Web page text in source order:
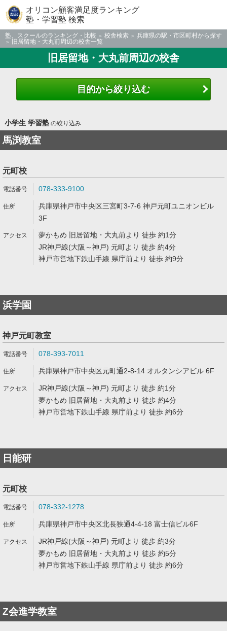
オリコン顧客満足度ランキング
塾・学習塾 検索
塾、スクールのランキング・比較 校舎検索
兵庫県の駅・市区町村から探す
旧居留地・大丸前周辺の校舎一覧
旧居留地・大丸前周辺の校舎
目的から絞り込む
小学生 学習塾の絞り込み
馬渕教室
元町校
078-333-9100
兵庫県神戸市中央区三宮町3-7-6 神戸元町ユニオンビル
3F
夢かもめ 旧居留地・大丸前より 徒歩 約1分
JR神戸線(大阪～神戸) 元町より 徒歩 約4分
神戸市営地下鉄山手線 県庁前より 徒歩 約9分
浜学園
神戸元町教室
078-393-7011
兵庫県神戸市中央区元町通2-8-14 オルタンシアビル 6F
JR神戸線(大阪～神戸) 元町より 徒歩 約1分
夢かもめ 旧居留地・大丸前より 徒歩 約4分
神戸市営地下鉄山手線 県庁前より 徒歩 約6分
日能研
元町校
078-332-1278
兵庫県神戸市中央区北長狭通4-4-18 富士信ビル6F
JR神戸線(大阪～神戸) 元町より 徒歩 約3分
夢かもめ 旧居留地・大丸前より 徒歩 約5分
神戸市営地下鉄山手線 県庁前より 徒歩 約6分
Z会進学教室